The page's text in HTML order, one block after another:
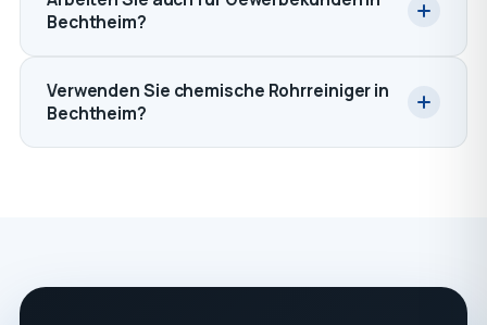
Bechtheim?
Verwenden Sie chemische Rohrreiniger in
Bechtheim?